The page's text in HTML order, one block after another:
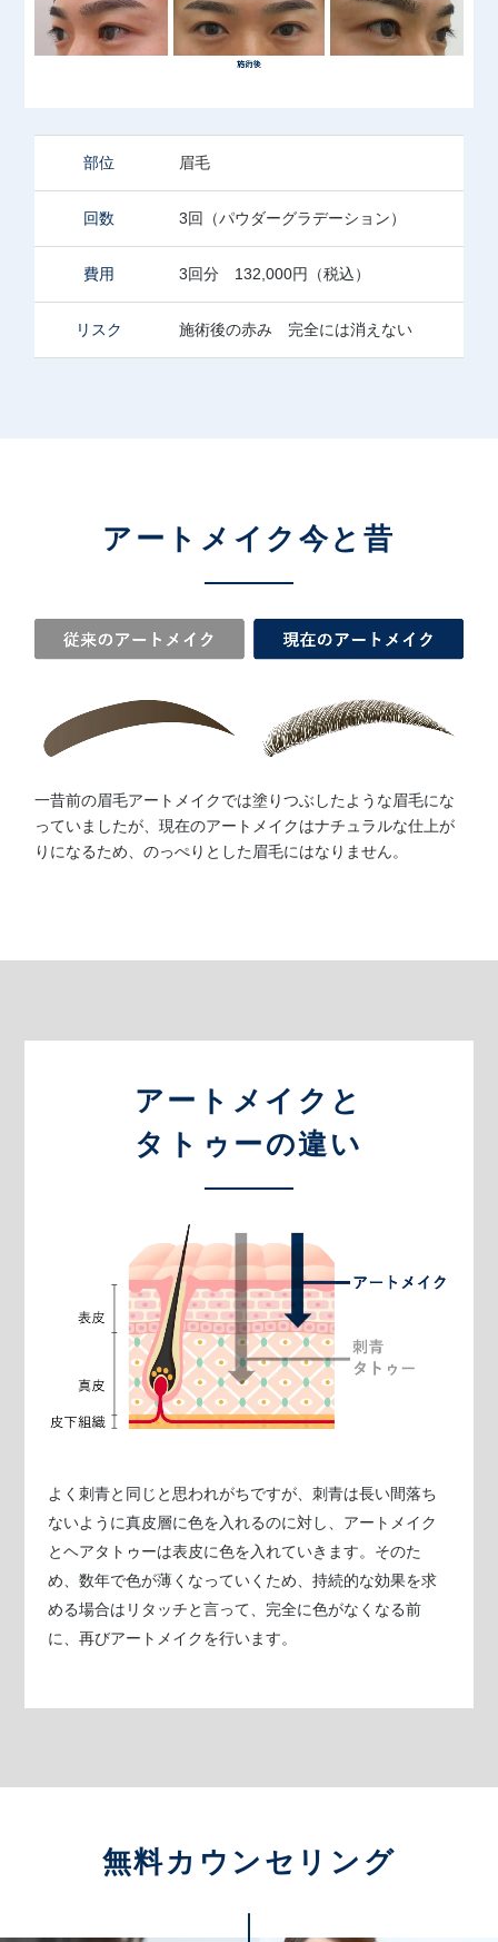
部位 眉毛
回数 3回（パウダーグラデーション）
費用 3回分 132,000円（税込）
リスク 施術後の赤み 完全には消えない
アートメイク今と昔
一昔前の眉毛アートメイクでは塗りつぶしたような眉毛にな
っていましたが、現在のアートメイクはナチュラルな仕上が
りになるため、のっぺりとした眉毛にはなりません。
アートメイクと
タトゥーの違い
よく刺青と同じと思われがちですが、刺青は長い間落ち
ないように真皮層に色を入れるのに対し、アートメイク
とヘアタトゥーは表皮に色を入れていきます。そのた
め、数年で色が薄くなっていくため、持続的な効果を求
める場合はリタッチと言って、完全に色がなくなる前
に、再びアートメイクを行います。
無料カウンセリング